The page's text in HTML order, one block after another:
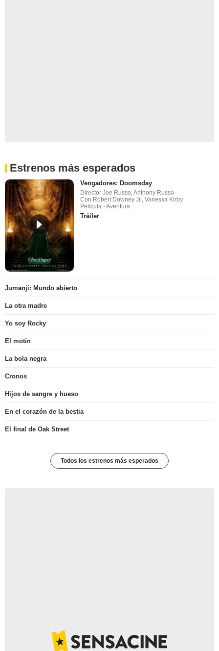
Estrenos más esperados
Vengadores: Doomsday
Director Joe Russo, Anthony Russo
Con Robert Downey Jr., Vanessa Kirby
Película - Aventura
Tráiler
Jumanji: Mundo abierto
La otra madre
Yo soy Rocky
El motín
La bola negra
Cronos
Hijos de sangre y hueso
En el corazón de la bestia
El final de Oak Street
Todos los estrenos más esperados